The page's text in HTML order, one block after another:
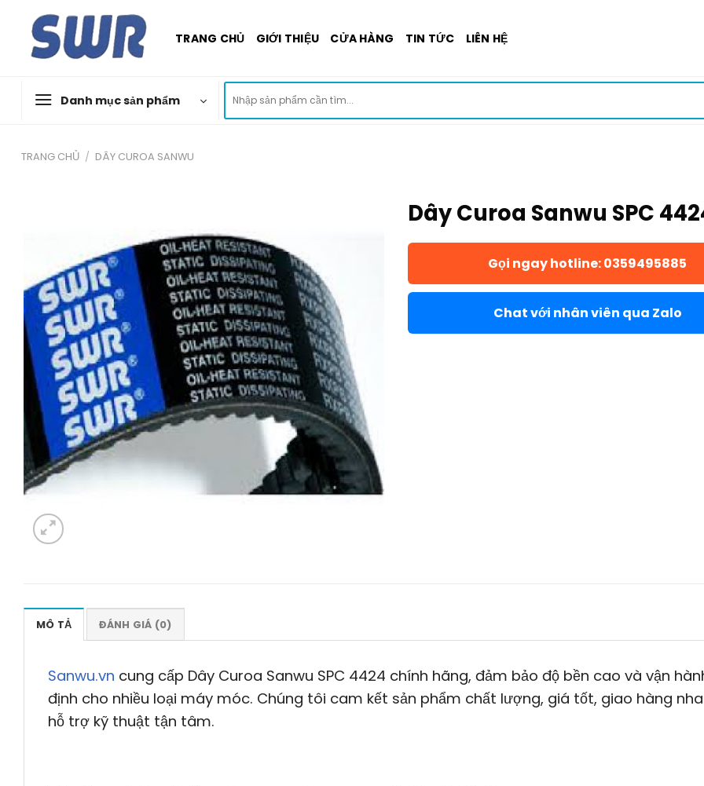
content
TRANG CHỦ GIỚI THIỆU CỬA HÀNG TIN TỨC LIÊN HỆ
Danh mục sản phẩm
kiếm:
TRANG CHỦ / DÂY CUROA SANWU
Dây Curoa Sanwu SPC
Gọi ngay hotline: 0359495885
Chat với nhân viên qua Zalo
MÔ TẢ ĐÁNH GIÁ (0)
Sanwu.vn cung cấp Dây Curoa Sanwu SPC 4424 chính hãng, đảm bảo độ bền cao và vận
định cho nhiều loại máy móc. Chúng tôi cam kết sản phẩm chất lượng, giá tốt, giao hàng
hỗ trợ kỹ thuật tận tâm.